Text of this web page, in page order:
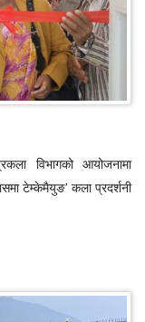
विभागको आयोजनामा
टेम्केमैयुङ’ कला प्रदर्शनी